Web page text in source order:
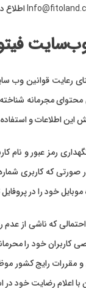
رعایت قوانین وب
مجرمانه شناخته
اطلاعات و استفاده
رمز عبور و نام
که کاربری شماره
خود را در
که ناشی از عدم
خود را
و مقررات رایج کشور
با اعلام رضایت خود